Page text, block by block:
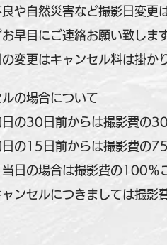
や自然災害など撮影日変更
早目にご連絡お願い致します
変更はキャンセル料は掛か
の場合について
の30日前からは撮影費の30
の15日前からは撮影費の75
日の場合は撮影費の100％
ンセルにつきましては撮影